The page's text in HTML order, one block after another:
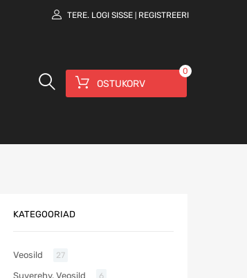
TERE. LOGI SISSE REGISTREERI
OSTUKORV
0
KATEGOORIAD
Veosild 27
Suverehv, Veosild 6